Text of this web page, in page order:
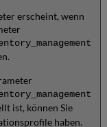
erscheint, wenn
ist, können Sie
haben.